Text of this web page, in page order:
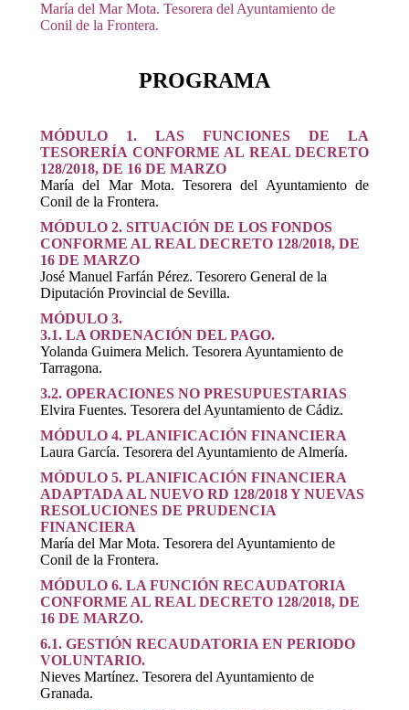
María del Mar Mota. Tesorera del Ayuntamiento de
Conil de la Frontera.
PROGRAMA
MÓDULO 1. LAS FUNCIONES DE LA
TESORERÍA CONFORME AL REAL DECRETO
128/2018, DE 16 DE MARZO
María del Mar Mota. Tesorera del Ayuntamiento de
Conil de la Frontera.
MÓDULO 2. SITUACIÓN DE LOS FONDOS
CONFORME AL REAL DECRETO 128/2018, DE
16 DE MARZO
José Manuel Farfán Pérez. Tesorero General de la
Diputación Provincial de Sevilla.
MÓDULO 3.
3.1. LA ORDENACIÓN DEL PAGO.
Yolanda Guimera Melich. Tesorera Ayuntamiento de
Tarragona.
3.2. OPERACIONES NO PRESUPUESTARIAS
Elvira Fuentes. Tesorera del Ayuntamiento de Cádiz.
MÓDULO 4. PLANIFICACIÓN FINANCIERA
Laura García. Tesorera del Ayuntamiento de Almería.
MÓDULO 5. PLANIFICACIÓN FINANCIERA
ADAPTADA AL NUEVO RD 128/2018 Y NUEVAS
RESOLUCIONES DE PRUDENCIA
FINANCIERA
María del Mar Mota. Tesorera del Ayuntamiento de
Conil de la Frontera.
MÓDULO 6. LA FUNCIÓN RECAUDATORIA
CONFORME AL REAL DECRETO 128/2018, DE
16 DE MARZO.
6.1. GESTIÓN RECAUDATORIA EN PERIODO
VOLUNTARIO.
Nieves Martínez. Tesorera del Ayuntamiento de
Granada.